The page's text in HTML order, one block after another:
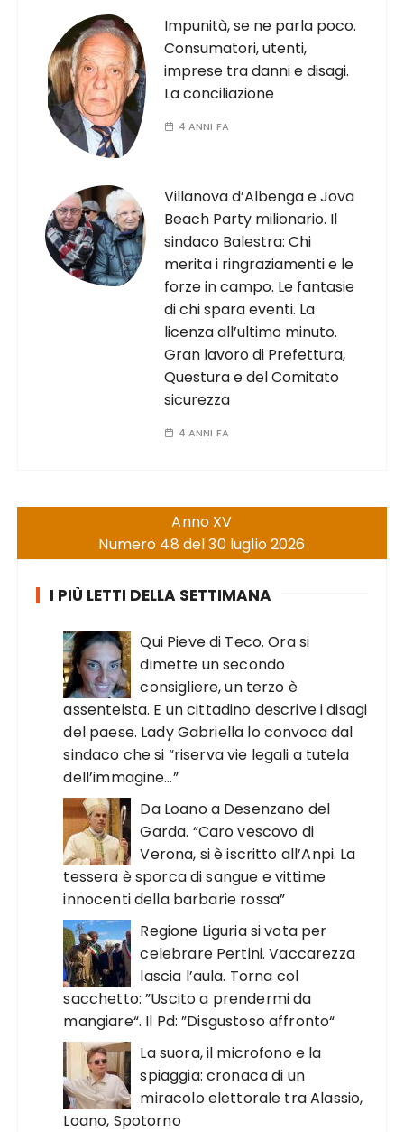
Impunità, se ne parla poco.
Consumatori, utenti,
imprese tra danni e disagi.
La conciliazione
4 ANNI FA
Villanova d’Albenga e Jova
Beach Party milionario. Il
sindaco Balestra: Chi
merita i ringraziamenti e le
forze in campo. Le fantasie
di chi spara eventi. La
licenza all’ultimo minuto.
Gran lavoro di Prefettura,
Questura e del Comitato
sicurezza
4 ANNI FA
Anno XV
Numero 48 del 30 luglio 2026
I PIÙ LETTI DELLA SETTIMANA
Qui Pieve di Teco. Ora si
dimette un secondo
consigliere, un terzo è
assenteista. E un cittadino descrive i disagi
del paese. Lady Gabriella lo convoca dal
sindaco che si “riserva vie legali a tutela
dell’immagine…”
Da Loano a Desenzano del
Garda. “Caro vescovo di
Verona, si è iscritto all’Anpi. La
tessera è sporca di sangue e vittime
innocenti della barbarie rossa”
Regione Liguria si vota per
celebrare Pertini. Vaccarezza
lascia l’aula. Torna col
sacchetto: ”Uscito a prendermi da
mangiare“. Il Pd: ”Disgustoso affronto“
La suora, il microfono e la
spiaggia: cronaca di un
miracolo elettorale tra Alassio,
Loano, Spotorno